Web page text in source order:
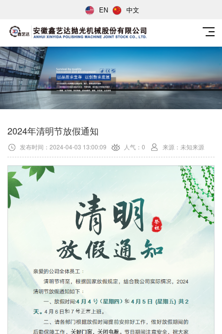
EN 中文
2024年清明节放假通知
发布时间：2024-04-03 13:00:09 人气：0 来源：未知来源